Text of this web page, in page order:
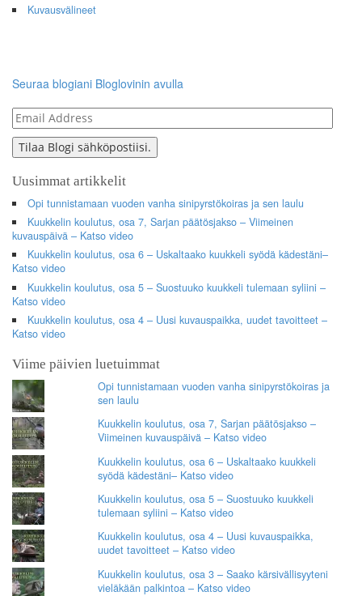
Kuvausvälineet
Seuraa blogiani Bloglovinin avulla
Email
Address
Tilaa Blogi sähköpostiisi.
Uusimmat artikkelit
Opi tunnistamaan vuoden vanha sinipyrstökoiras ja sen laulu
Kuukkelin koulutus, osa 7, Sarjan päätösjakso – Viimeinen
kuvauspäivä – Katso video
Kuukkelin koulutus, osa 6 – Uskaltaako kuukkeli syödä kädestäni–
Katso video
Kuukkelin koulutus, osa 5 – Suostuuko kuukkeli tulemaan syliini –
Katso video
Kuukkelin koulutus, osa 4 – Uusi kuvauspaikka, uudet tavoitteet –
Katso video
Viime päivien luetuimmat
Opi tunnistamaan vuoden vanha sinipyrstökoiras ja
sen laulu
Kuukkelin koulutus, osa 7, Sarjan päätösjakso –
Viimeinen kuvauspäivä – Katso video
Kuukkelin koulutus, osa 6 – Uskaltaako kuukkeli
syödä kädestäni– Katso video
Kuukkelin koulutus, osa 5 – Suostuuko kuukkeli
tulemaan syliini – Katso video
Kuukkelin koulutus, osa 4 – Uusi kuvauspaikka,
uudet tavoitteet – Katso video
Kuukkelin koulutus, osa 3 – Saako kärsivällisyyteni
vieläkään palkintoa – Katso video